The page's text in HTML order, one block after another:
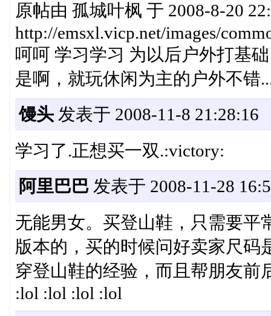
原帖由 孤城叶枫 于 2008-8-20
http://emsxl.vicp.net/images/
呵呵 学习学习 为以后户外打基础
是啊，就玩休闲为主的户外不错
馒头发表于 2008-11-8 21:28:16
学习了.正想买一双.:victory:
阿里巴巴发表于 2008-11-28
无能男女。买登山鞋，只需要平
版本的，买的时候问好卖家尺码
穿登山鞋的经验，而且帮朋友前
:lol :lol :lol :lol